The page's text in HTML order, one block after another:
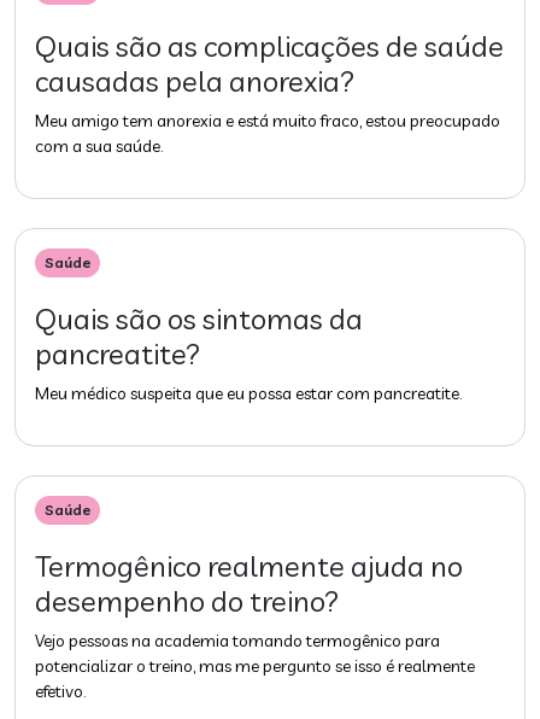
Quais são as complicações de saúde
causadas pela anorexia?
Meu amigo tem anorexia e está muito fraco, estou preocupado
com a sua saúde.
Saúde
Quais são os sintomas da
pancreatite?
Meu médico suspeita que eu possa estar com pancreatite.
Saúde
Termogênico realmente ajuda no
desempenho do treino?
Vejo pessoas na academia tomando termogênico para
potencializar o treino, mas me pergunto se isso é realmente
efetivo.